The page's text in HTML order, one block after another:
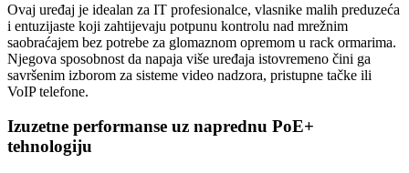
Ovaj uređaj je idealan za IT profesionalce, vlasnike malih preduzeća
i entuzijaste koji zahtijevaju potpunu kontrolu nad mrežnim
saobraćajem bez potrebe za glomaznom opremom u rack ormarima.
Njegova sposobnost da napaja više uređaja istovremeno čini ga
savršenim izborom za sisteme video nadzora, pristupne tačke ili
VoIP telefone.
Izuzetne performanse uz naprednu PoE+
tehnologiju